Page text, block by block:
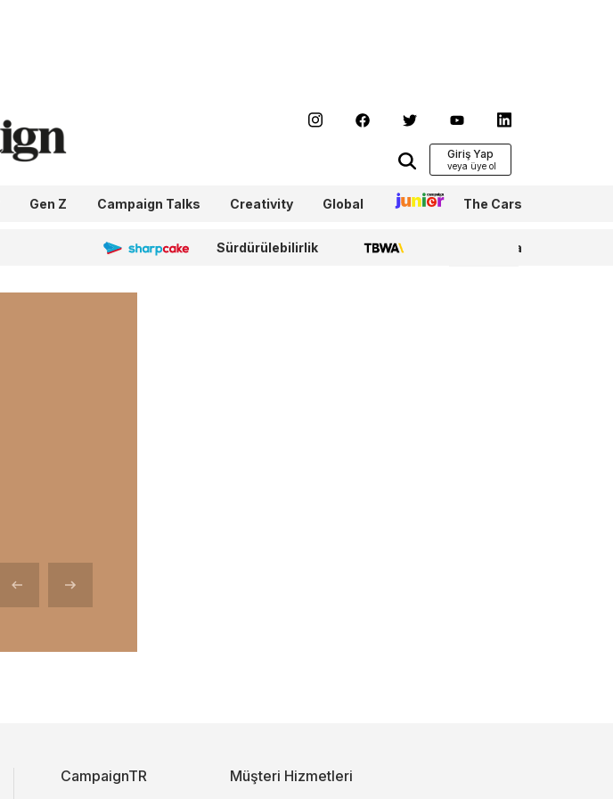
Giriş Yap
Gen Z Campaign Talks Creativity Global Junior The Cars
Sharpcake Sürdürülebilirlik TBWA WPP Media
CampaignTR Müşteri Hizmetleri